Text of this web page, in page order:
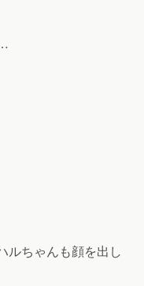
ルちゃんも顔を出し